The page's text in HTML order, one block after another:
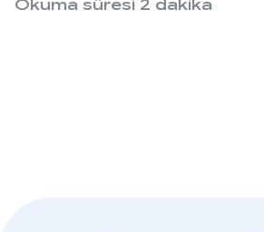
araçları ve özellikleri sunarak
Okuma süresi 2 dakika